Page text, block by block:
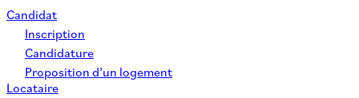
Candidat
Inscription
Candidature
Proposition d’un logement
Locataire